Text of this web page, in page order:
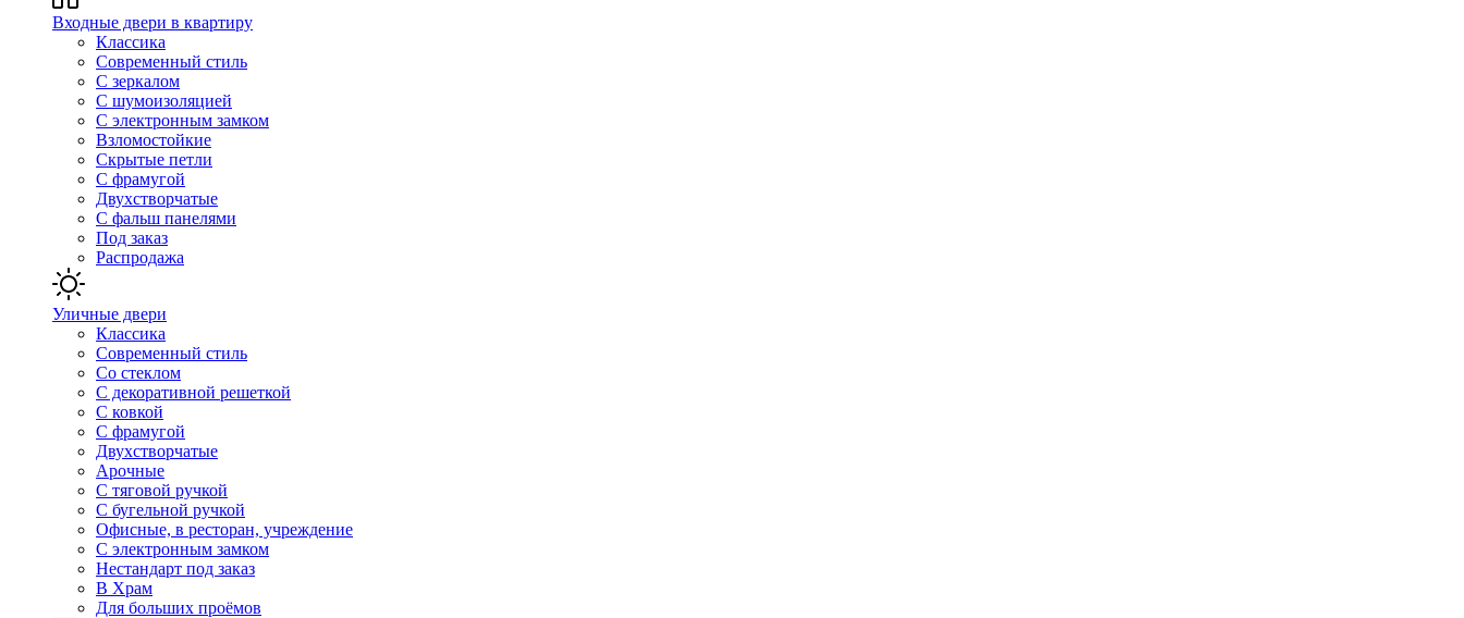
Входные двери в квартиру
Классика
Современный стиль
С зеркалом
С шумоизоляцией
С электронным замком
Взломостойкие
Скрытые петли
С фрамугой
Двухстворчатые
С фальш панелями
Под заказ
Распродажа
Уличные двери
Классика
Современный стиль
Со стеклом
С декоративной решеткой
С ковкой
С фрамугой
Двухстворчатые
Арочные
С тяговой ручкой
С бугельной ручкой
Офисные, в ресторан, учреждение
С электронным замком
Нестандарт под заказ
В Храм
Для больших проёмов